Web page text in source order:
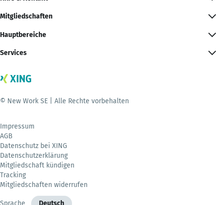
Mitgliedschaften
Hauptbereiche
Services
© New Work SE | Alle Rechte vorbehalten
Impressum
AGB
Datenschutz bei XING
Datenschutzerklärung
Mitgliedschaft kündigen
Tracking
Mitgliedschaften widerrufen
Sprache Deutsch